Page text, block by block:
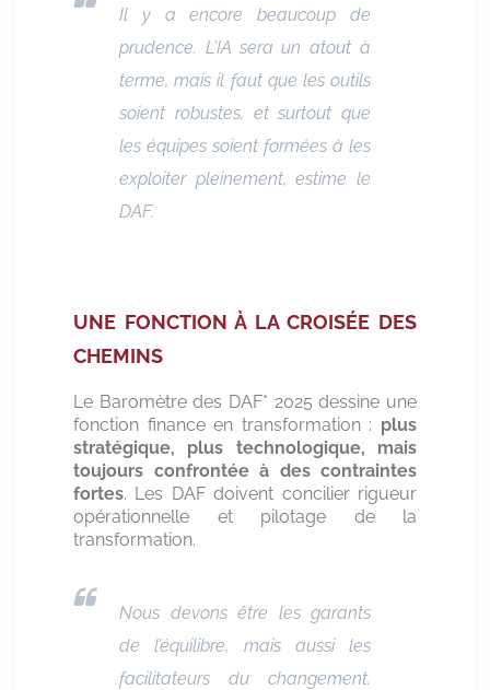
Il y a encore beaucoup de
prudence. L’IA sera un atout à
terme, mais il faut que les outils
soient robustes, et surtout que
les équipes soient formées à les
exploiter pleinement, estime le
DAF.
UNE FONCTION À LA CROISÉE DES
CHEMINS
Le Baromètre des DAF* 2025 dessine une
fonction finance en transformation : plus
stratégique, plus technologique, mais
toujours confrontée à des contraintes
fortes. Les DAF doivent concilier rigueur
opérationnelle et pilotage de la
transformation.
Nous devons être les garants
de l’équilibre, mais aussi les
facilitateurs du changement.